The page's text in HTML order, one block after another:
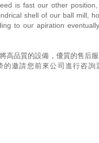
is fast our other
shell of our ball mill,
to our apiration
高品質的設備，優質的售后
邀請您前來公司進行咨